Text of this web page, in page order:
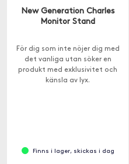
New Generation Charles
Monitor Stand
För dig som inte nöjer dig med
det vanliga utan söker en
produkt med exklusivitet och
känsla av lyx.
Finns i lager, skickas i dag